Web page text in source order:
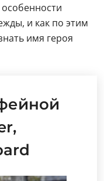
и как по этим
имя героя